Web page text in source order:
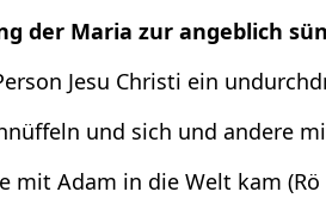
der Maria zur angeblich
Jesu Christi ein
und sich und andere
mit Adam in die Welt kam